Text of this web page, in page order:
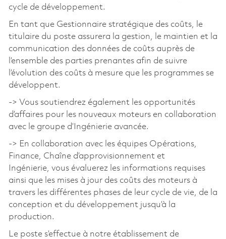
cycle de développement.
En tant que Gestionnaire stratégique des coûts, le
titulaire du poste assurera la gestion, le maintien et la
communication des données de coûts auprès de
l’ensemble des parties prenantes afin de suivre
l’évolution des coûts à mesure que les programmes se
développent.
-> Vous soutiendrez également les opportunités
d’affaires pour les nouveaux moteurs en collaboration
avec le groupe d’Ingénierie avancée.
-> En collaboration avec les équipes Opérations,
Finance, Chaîne d’approvisionnement et
Ingénierie, vous évaluerez les informations requises
ainsi que les mises à jour des coûts des moteurs à
travers les différentes phases de leur cycle de vie, de la
conception et du développement jusqu’à la
production.
Le poste s’effectue à notre établissement de